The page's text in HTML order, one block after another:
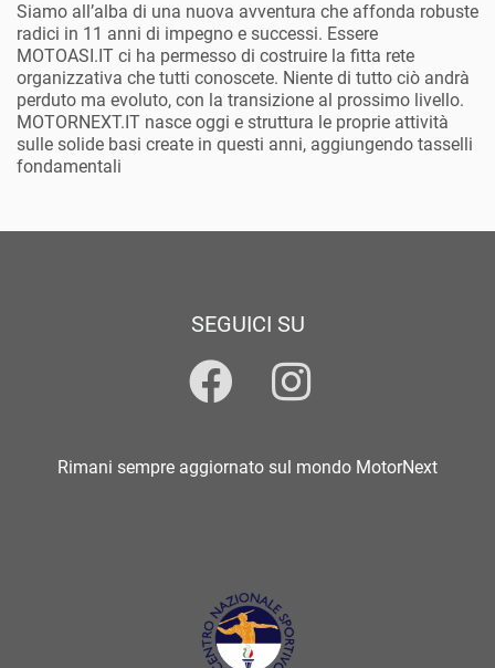
Siamo all’alba di una nuova avventura che affonda robuste
radici in 11 anni di impegno e successi. Essere
MOTOASI.IT ci ha permesso di costruire la fitta rete
organizzativa che tutti conoscete. Niente di tutto ciò andrà
perduto ma evoluto, con la transizione al prossimo livello.
MOTORNEXT.IT nasce oggi e struttura le proprie attività
sulle solide basi create in questi anni, aggiungendo tasselli
fondamentali
SEGUICI SU
Rimani sempre aggiornato sul mondo MotorNext